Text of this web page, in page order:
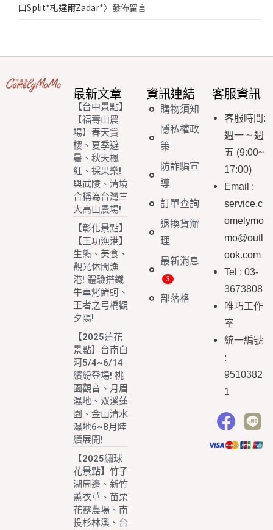
口Split*札達爾Zadar*〉發佈留言
最新文章
【台中景點】
【福壽山農
場】春天賞
櫻、夏季避
暑、秋天楓
紅、採果樂!
與武陵、清境
合稱為台灣三
大高山農場!
【彰化景點】
【王功漁港】
生態、美食、
觀光休閒漁
港! 體驗搭鐵
牛車烤鮮蚵、
王者之弓橋觀
夕陽!
【2025蓮花
景點】台南白
河5/4~6/14
繽紛登場! 桃
園觀音、月眉
濕地、双溪蓮
園、金山清水
濕地6~8月陸
續展開!
【2025繡球
花景點】竹子
湖周邊、新竹
薰衣草、苗栗
花露農場、南
投杉林溪、台
資訊連結
購物須知
隱私權政
策
防詐騙宣
導
訂單查詢
退換貨辦
理
最新消息
部落格
客服資訊
客服時間:
週一 ~ 週
五 (9:00~
17:00)
Email :
service.c
omelymo
mo@outl
ook.com
Tel : 03-
3673808
唯巧工作
室
統一編號
:
9510382
1